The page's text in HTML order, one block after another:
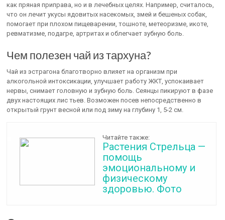
как пряная приправа, но и в лечебных целях. Например, считалось,
что он лечит укусы ядовитых насекомых, змей и бешеных собак,
помогает при плохом пищеварении, тошноте, метеоризме, икоте,
ревматизме, подагре, артритах и облегчает зубную боль.
Чем полезен чай из тархуна?
Чай из эстрагона благотворно влияет на организм при
алкогольной интоксикации, улучшает работу ЖКТ, успокаивает
нервы, снимает головную и зубную боль. Сеянцы пикируют в фазе
двух настоящих лис тьев. Возможен посев непосредственно в
открытый грунт весной или под зиму на глубину 1, 5-2 см.
Читайте также:
Растения Стрельца —
помощь
эмоциональному и
физическому
здоровью. Фото